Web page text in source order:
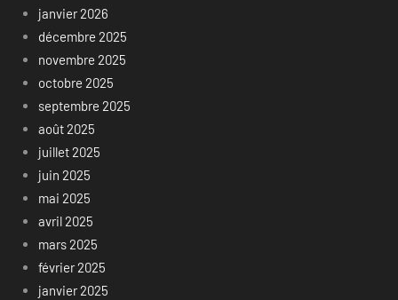
janvier 2026
décembre 2025
novembre 2025
octobre 2025
septembre 2025
août 2025
juillet 2025
juin 2025
mai 2025
avril 2025
mars 2025
février 2025
janvier 2025